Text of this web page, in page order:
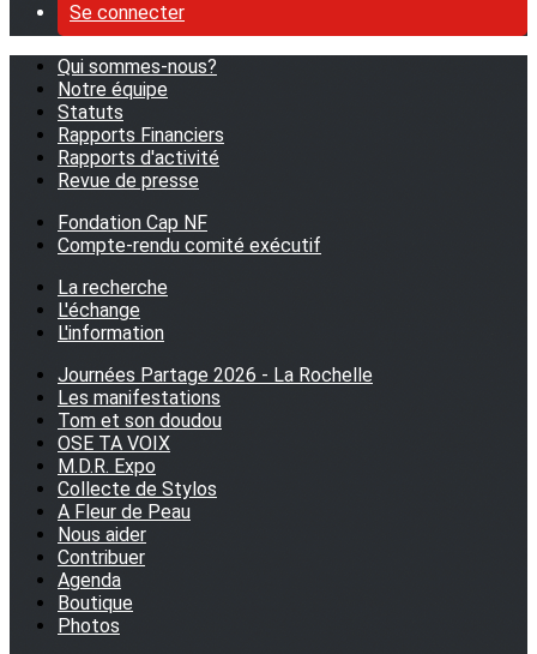
Se connecter
Qui sommes-nous?
Notre équipe
Statuts
Rapports Financiers
Rapports d'activité
Revue de presse
Fondation Cap NF
Compte-rendu comité exécutif
La recherche
L'échange
L'information
Journées Partage 2026 - La Rochelle
Les manifestations
Tom et son doudou
OSE TA VOIX
M.D.R. Expo
Collecte de Stylos
A Fleur de Peau
Nous aider
Contribuer
Agenda
Boutique
Photos